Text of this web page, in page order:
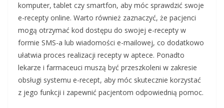
komputer, tablet czy smartfon, aby móc sprawdzić swoje
e-recepty online. Warto również zaznaczyć, że pacjenci
mogą otrzymać kod dostępu do swojej e-recepty w
formie SMS-a lub wiadomości e-mailowej, co dodatkowo
ułatwia proces realizacji recepty w aptece. Ponadto
lekarze i farmaceuci muszą być przeszkoleni w zakresie
obsługi systemu e-recept, aby móc skutecznie korzystać
z jego funkcji i zapewnić pacjentom odpowiednią pomoc.